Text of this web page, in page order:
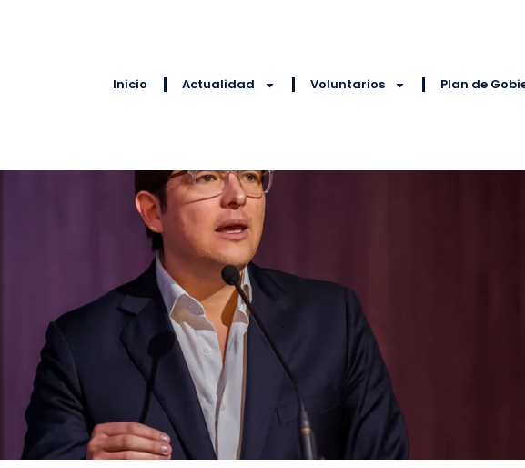
Inicio Actualidad Voluntarios Plan de